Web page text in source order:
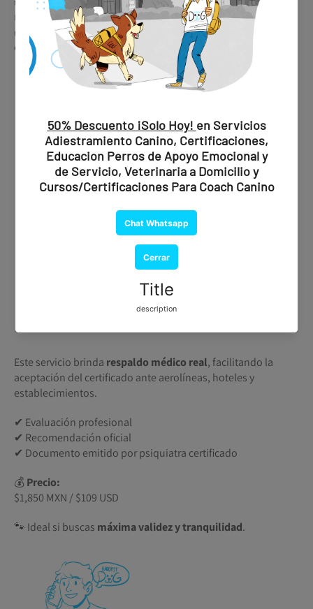
restricciones
✔️ Diseño metálico premium, duradero y elegante para el
collar o arnés
🩺 Consulta de Valoración
Psiquiátrica
Este servicio brinda respaldo médico real, facilitando la
aceptación del certificado ante aerolíneas, hoteles y
establecimientos.
✔ Evaluación profesional
✔ Recomendación oficial
✔ Documento emitido por psiquiatra certificado
💰 Precio:
$1,850 MXN / $109 USD
🐾 Ideal si buscas máxima validez y tranquilidad.